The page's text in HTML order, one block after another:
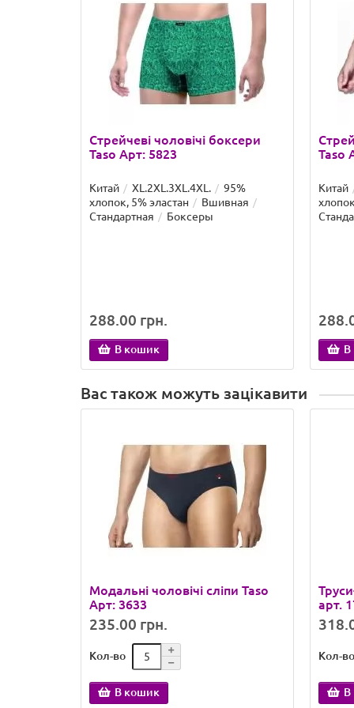
Стрейчеві чоловічі боксери
Taso Арт: 5823
Китай XL.2XL.3XL.4XL.
95%
хлопок, 5% эластан
Вшивная
Стандартная
Боксеры
288.00 грн.
В кошик
Taso
Китай
В
Вас також можуть зацікавити
Модальні чоловічі сліпи Taso
Арт: 3633
235.00 грн.
Кол-во
В кошик
арт.
Кол-во
В